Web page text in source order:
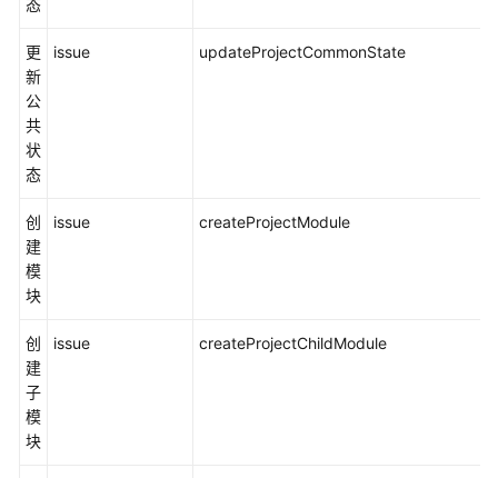
态
更
新
公
共
状
态
issue updateProjectCommonState
创
建
模
块
issue createProjectModule
创
建
子
模
块
issue createProjectChildModule